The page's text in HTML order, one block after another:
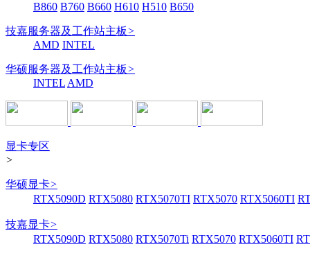
B860 B760 B660 H610 H510 B650
技嘉服务器及工作站主板>
AMD INTEL
华硕服务器及工作站主板>
INTEL AMD
显卡专区
>
华硕显卡>
RTX5090D RTX5080 RTX5070TI RTX5070 RTX5060TI
技嘉显卡>
RTX5090D RTX5080 RTX5070Ti RTX5070 RTX5060TI